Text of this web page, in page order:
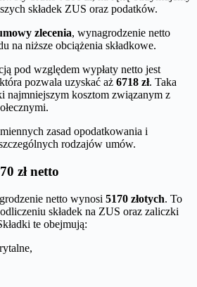
składek ZUS oraz podatków.
zlecenia, wynagrodzenie netto
na niższe obciążenia składkowe.
pod względem wypłaty netto jest
pozwala uzyskać aż 6718 zł. Taka
najmniejszym kosztom związanym z
zasad opodatkowania i
rodzajów umów.
zł netto
netto wynosi 5170 złotych. To
składek na ZUS oraz zaliczki
te obejmują: